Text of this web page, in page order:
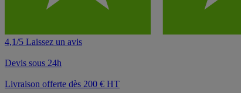
4,1/5 Laissez un avis
Devis sous 24h
Livraison offerte dès 200 € HT